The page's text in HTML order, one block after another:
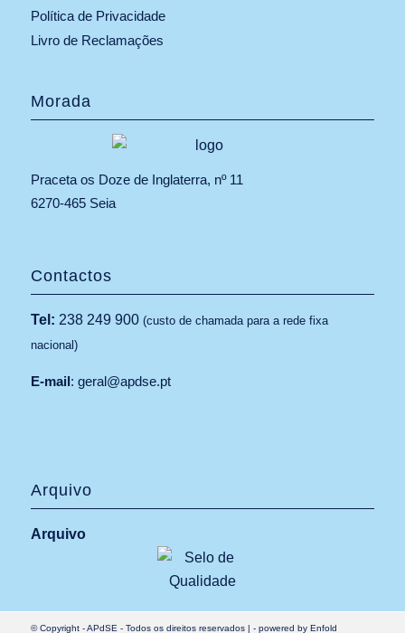
Política de Privacidade
Livro de Reclamações
Morada
Praceta os Doze de Inglaterra, nº 11
6270-465 Seia
Contactos
Tel: 238 249 900(custo de chamada para a rede fixa
nacional)
E-mail: geral@apdse.pt
Arquivo
Arquivo
© Copyright -APdSE - Todos os direitos reservados | - powered by Enfold